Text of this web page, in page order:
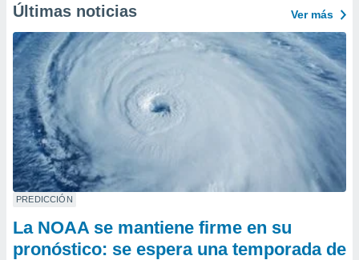
Últimas noticias Ver más
PREDICCIÓN
La NOAA se mantiene firme en su
pronóstico: se espera una temporada de